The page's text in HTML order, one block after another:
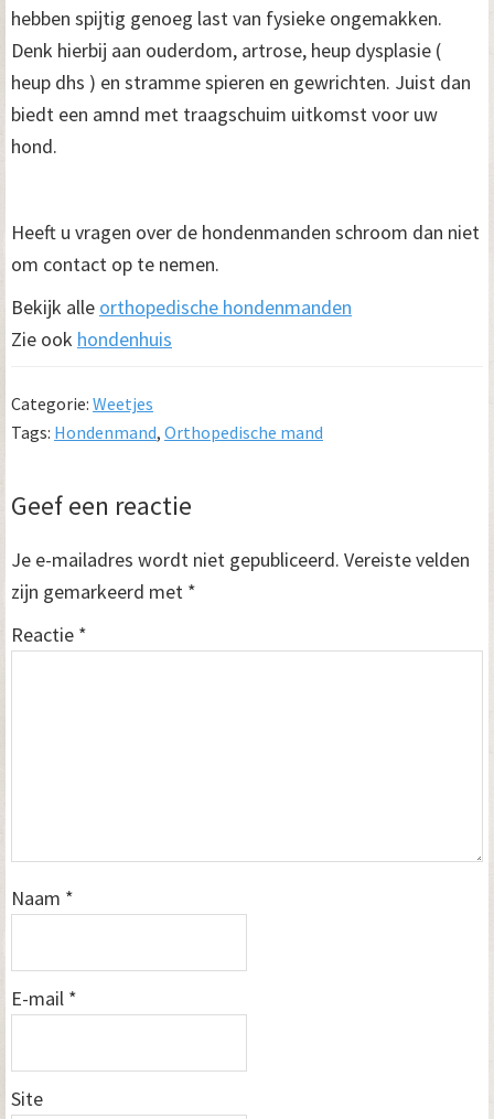
hebben spijtig genoeg last van fysieke ongemakken.
Denk hierbij aan ouderdom, artrose, heup dysplasie (
heup dhs ) en stramme spieren en gewrichten. Juist dan
biedt een amnd met traagschuim uitkomst voor uw
hond.
Heeft u vragen over de hondenmanden schroom dan niet
om contact op te nemen.
Bekijk alle orthopedische hondenmanden
Zie ook hondenhuis
Categorie: Weetjes
Tags: Hondenmand, Orthopedische mand
Lees
Geef een reactie
Je e-mailadres wordt niet gepubliceerd. Vereiste velden
zijn gemarkeerd met *
Reactie *
Naam *
E-mail *
Site